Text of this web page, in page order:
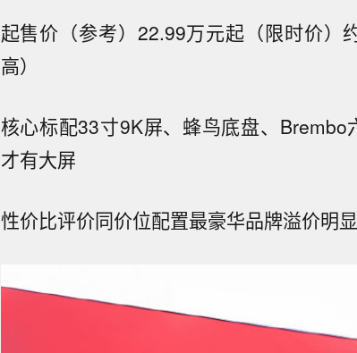
起售价（参考） 22.99万元起（限时价）
高）
核心标配33寸9K屏、蜂鸟底盘、Brembo
才有大屏
性价比评价同价位配置最豪华品牌溢价明